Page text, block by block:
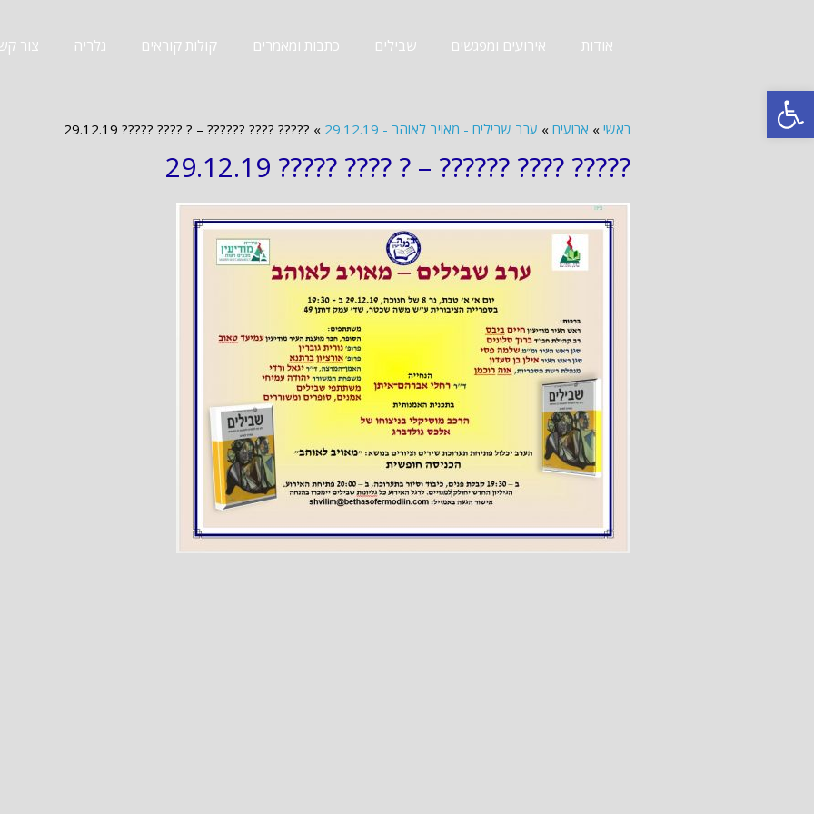
פתח סרגל נגישות
אודות אירועים ומפגשים שבילים כתבות ומאמרים קולות קוראים גלריה צור
ראשי » ארועים » ערב שבילים - מאויב לאוהב - 29.12.19 »
????? ???? ?????? – ? ???? ????? 29.12.19
????? ???? ?????? – ? ???? ????? 29.12.19